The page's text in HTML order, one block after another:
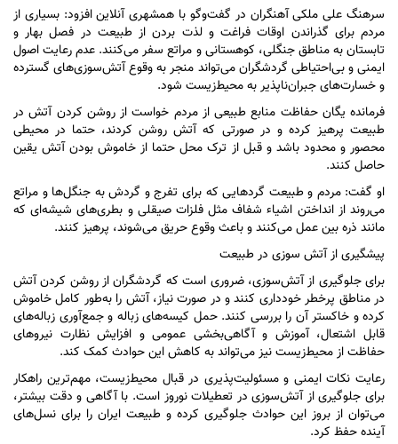
سرهنگ علی ملکی آهنگران در گفت‌و‌گو با همشهری آنلاین افزود: بسیاری از
مردم برای گذراندن اوقات فراغت و لذت بردن از طبیعت در فصل بهار و
تابستان به مناطق جنگلی، کوهستانی و مراتع سفر می‌کنند. عدم رعایت اصول
ایمنی و بی‌احتیاطی گردشگران می‌تواند منجر به وقوع آتش‌سوزی‌های گسترده
و خسارت‌های جبران‌ناپذیر به محیط‌زیست شود.
فرمانده یگان حفاظت منابع طبیعی از مردم خواست از روشن کردن آتش در
طبیعت پرهیز کرده و در صورتی که آتش روشن کردند، حتما در محیطی
محصور و محدود باشد و قبل از ترک محل حتما از خاموش بودن آتش یقین
حاصل کنند.
او گفت: مردم و طبیعت گرد‌هایی که برای تفرج و گردش به جنگل‌ها و مراتع
می‌روند از انداختن اشیاء شفاف مثل فلزات صیقلی و بطری‌های شیشه‌ای که
مانند ذره بین عمل می‌کنند و باعث وقوع حریق می‌شوند، پرهیز کنند.
پیشگیری از آتش سوزی در طبیعت
برای جلوگیری از آتش‌سوزی، ضروری است که گردشگران از روشن کردن آتش
در مناطق پرخطر خودداری کنند و در صورت نیاز، آتش را به‌طور کامل خاموش
کرده و خاکستر آن را بررسی کنند. حمل کیسه‌های زباله و جمع‌آوری زباله‌های
قابل اشتعال، آموزش و آگاهی‌بخشی عمومی و افزایش نظارت نیرو‌های
حفاظت از محیط‌زیست نیز می‌تواند به کاهش این حوادث کمک کند.
رعایت نکات ایمنی و مسئولیت‌پذیری در قبال محیط‌زیست، مهم‌ترین راهکار
برای جلوگیری از آتش‌سوزی در تعطیلات نوروز است. با آگاهی و دقت بیشتر،
می‌توان از بروز این حوادث جلوگیری کرده و طبیعت ایران را برای نسل‌های
آینده حفظ کرد.